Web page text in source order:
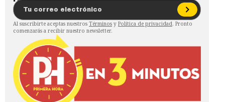
Al suscribirte aceptas nuestros Términos y Política de privacidad. Pronto
comenzarás a recibir nuestro newsletter.